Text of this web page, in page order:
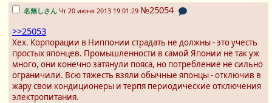
名無しさん Чт 20 июня 2013 19:01:29 №25054
>>25053
Хех. Корпорации в Ниппонии страдать не должны - это учесть
простых японцев. Промышленности в самой Японии не так уж
много, они конечно затянули пояса, но потребление не сильно
ограничили. Всю тяжесть взяли обычные японцы - отключив в
жару свои кондиционеры и терпя периодические отключения
электропитания.